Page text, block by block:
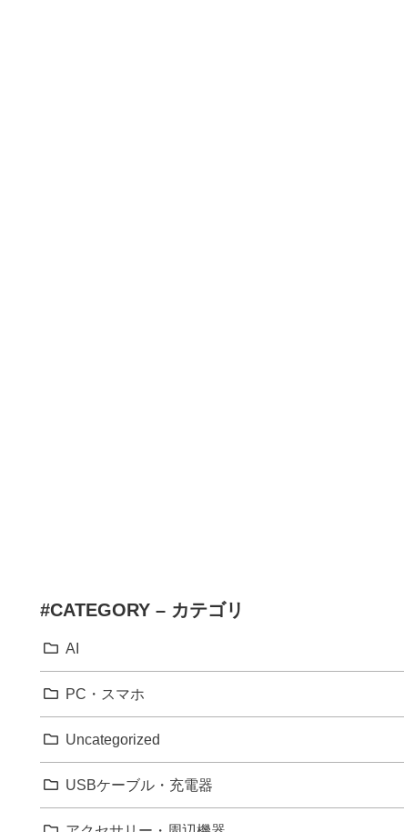
#CATEGORY – カテゴリ
AI
PC・スマホ
Uncategorized
USBケーブル・充電器